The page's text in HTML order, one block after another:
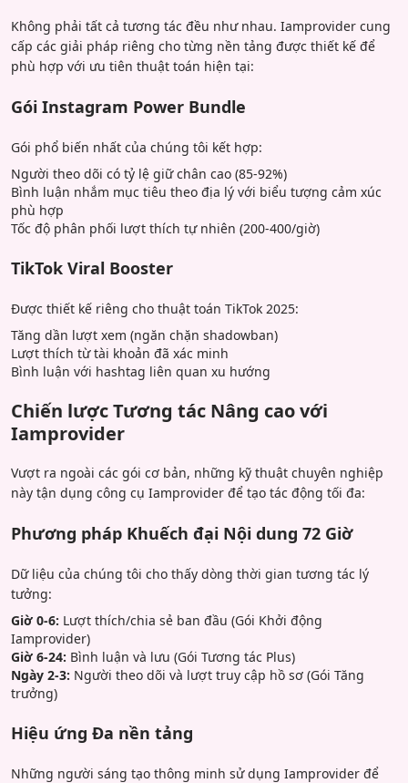
Không phải tất cả tương tác đều như nhau. Iamprovider cung
cấp các giải pháp riêng cho từng nền tảng được thiết kế để
phù hợp với ưu tiên thuật toán hiện tại:
Gói Instagram Power Bundle
Gói phổ biến nhất của chúng tôi kết hợp:
Người theo dõi có tỷ lệ giữ chân cao (85-92%)
Bình luận nhắm mục tiêu theo địa lý với biểu tượng cảm xúc
phù hợp
Tốc độ phân phối lượt thích tự nhiên (200-400/giờ)
TikTok Viral Booster
Được thiết kế riêng cho thuật toán TikTok 2025:
Tăng dần lượt xem (ngăn chặn shadowban)
Lượt thích từ tài khoản đã xác minh
Bình luận với hashtag liên quan xu hướng
Chiến lược Tương tác Nâng cao với
Iamprovider
Vượt ra ngoài các gói cơ bản, những kỹ thuật chuyên nghiệp
này tận dụng công cụ Iamprovider để tạo tác động tối đa:
Phương pháp Khuếch đại Nội dung 72 Giờ
Dữ liệu của chúng tôi cho thấy dòng thời gian tương tác lý
tưởng:
Giờ 0-6: Lượt thích/chia sẻ ban đầu (Gói Khởi động
Iamprovider)
Giờ 6-24: Bình luận và lưu (Gói Tương tác Plus)
Ngày 2-3: Người theo dõi và lượt truy cập hồ sơ (Gói Tăng
trưởng)
Hiệu ứng Đa nền tảng
Những người sáng tạo thông minh sử dụng Iamprovider để